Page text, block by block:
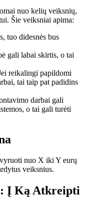
nuo kelių veiksnių,
Šie veiksniai apima:
tuo didesnės bus
gali labai skirtis, o tai
reikalingi papildomi
tai taip pat padidins
darbai gali
o tai gali turėti
nuo X iki Y eurų
veiksnius.
Į Ką Atkreipti